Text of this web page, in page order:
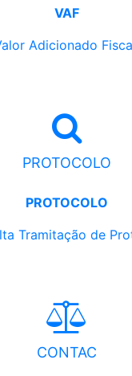
VAF
Adicionado
PROTOCOLO
PROTOCOLO
Tramitação de
CONTAC